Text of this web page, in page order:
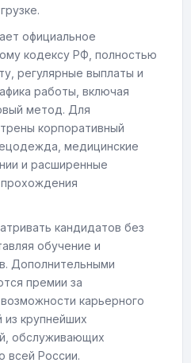
официальное
кодексу РФ, полностью
регулярные выплаты и
работы, включая
метод. Для
корпоративный
медицинские
и расширенные
кандидатов без
обучение и
Дополнительными
премии за
карьерного
крупнейших
обслуживающих
всей России.